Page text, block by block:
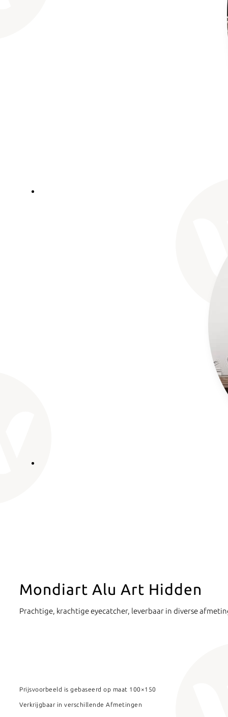
Mondiart Alu Art Hidden
Prachtige, krachtige eyecatcher, leverbaar in diverse
Prijsvoorbeeld is gebaseerd op maat 100×150
Verkrijgbaar in verschillende Afmetingen